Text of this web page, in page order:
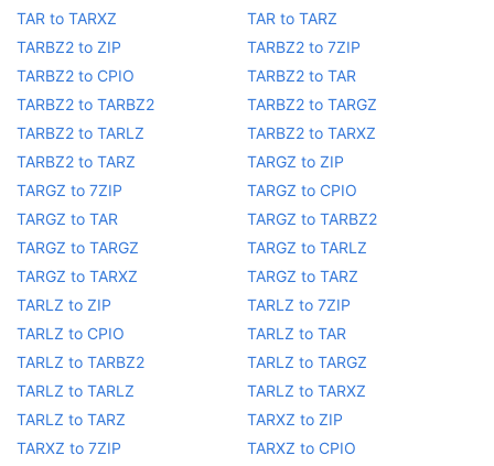
TAR to TARXZ
TAR to TARZ
TARBZ2 to ZIP
TARBZ2 to 7ZIP
TARBZ2 to CPIO
TARBZ2 to TAR
TARBZ2 to TARBZ2
TARBZ2 to TARGZ
TARBZ2 to TARLZ
TARBZ2 to TARXZ
TARBZ2 to TARZ
TARGZ to ZIP
TARGZ to 7ZIP
TARGZ to CPIO
TARGZ to TAR
TARGZ to TARBZ2
TARGZ to TARGZ
TARGZ to TARLZ
TARGZ to TARXZ
TARGZ to TARZ
TARLZ to ZIP
TARLZ to 7ZIP
TARLZ to CPIO
TARLZ to TAR
TARLZ to TARBZ2
TARLZ to TARGZ
TARLZ to TARLZ
TARLZ to TARXZ
TARLZ to TARZ
TARXZ to ZIP
TARXZ to 7ZIP
TARXZ to CPIO